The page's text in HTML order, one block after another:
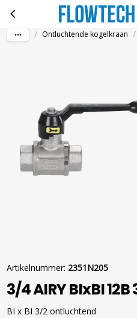
Ga naar hoofdinhoud
3/4 AIRY
/ Ontluchtende kogelkraan /
Artikelnummer: 2351N205
3/4 AIRY BIxBI 12B
BI x BI 3/2 ontluchtend